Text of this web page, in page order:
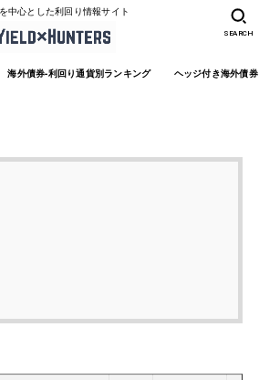
中心とした利回り情報サイト
海外債券-利回り通貨別ランキング ヘッジ付き海外債
SEARCH